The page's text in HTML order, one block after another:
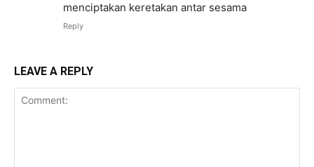
menciptakan keretakan antar sesama
Reply
LEAVE A REPLY